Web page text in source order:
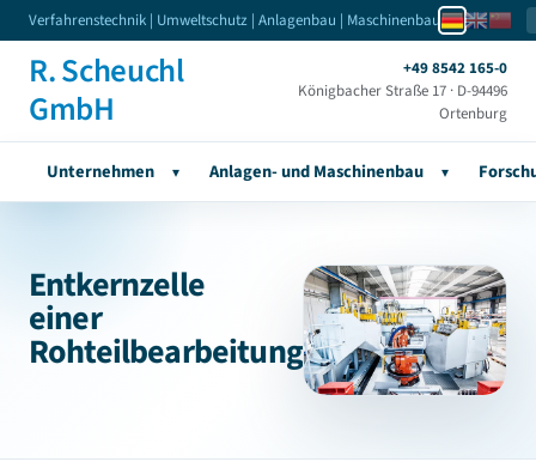
Verfahrenstechnik | Umweltschutz | Anlagenbau | Maschinenbau
R. Scheuchl
GmbH
+49 8542 165-0
Königbacher Straße 17 · D-94496
Ortenburg
Unternehmen ▾ Anlagen- und Maschinenbau ▾
Entkernzelle
einer
Rohteilbearbeitungslinie